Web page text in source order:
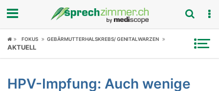
Fokus
Symptome
FOKUS GEBÄRMUTTERHALSKREBS/ GENITALWARZEN
AKTUELL
HPV-Impfung: Auch wenige